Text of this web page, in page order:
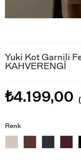
Yuki Kot Garnili
KAHVERENGİ
₺4.199,00
Renk